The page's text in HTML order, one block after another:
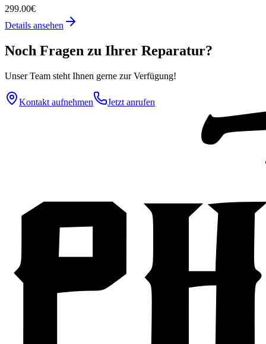
299.00€
Details ansehen
Noch Fragen zu Ihrer Reparatur?
Unser Team steht Ihnen gerne zur Verfügung!
Kontakt aufnehmen Jetzt anrufen